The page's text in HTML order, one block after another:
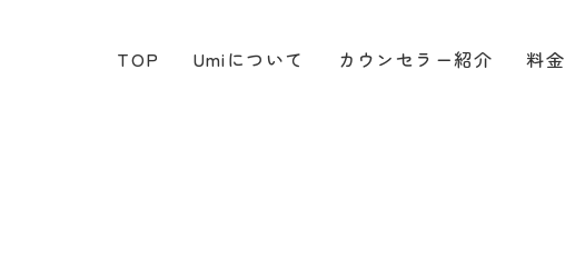
TOP Umiについて カウンセラー紹介 料金